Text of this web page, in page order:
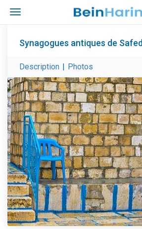
Synagogues antiques de Safed
Description | Photos